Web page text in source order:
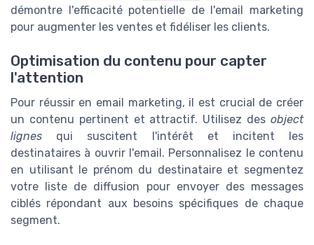
démontre l'efficacité potentielle de l'email marketing
pour augmenter les ventes et fidéliser les clients.
Optimisation du contenu pour capter
l'attention
Pour réussir en email marketing, il est crucial de créer
un contenu pertinent et attractif. Utilisez des object
lignes qui suscitent l'intérêt et incitent les
destinataires à ouvrir l'email. Personnalisez le contenu
en utilisant le prénom du destinataire et segmentez
votre liste de diffusion pour envoyer des messages
ciblés répondant aux besoins spécifiques de chaque
segment.